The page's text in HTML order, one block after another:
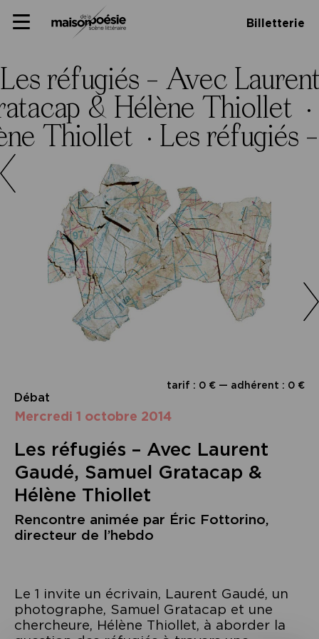
Panneau de gestion des cookies
to
littéraire
Primary
Billetterie
Les réfugiés – Avec
& Hélène Thiollet ·
Thiollet · Les réfugiés
tarif : 0 € — adhérent : 0 €
Débat
mercredi 1 octobre 2014
Les réfugiés – Avec Laurent
Gaudé, Samuel Gratacap &
Hélène Thiollet
Rencontre animée par Éric Fottorino,
directeur de l’hebdo
Le 1 invite un écrivain, Laurent Gaudé, un
photographe, Samuel Gratacap et une
chercheure, Hélène Thiollet, à aborder la